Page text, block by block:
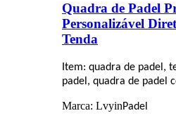
Quadra de Padel
Personalizável
Tenda
Item: quadra de padel,
padel, quadra de padel
Marca: LvyinPadel